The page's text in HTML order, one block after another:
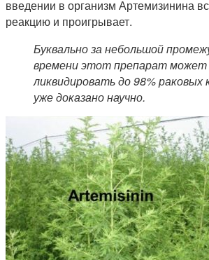
введении в организм Артемизинина
реакцию и проигрывает.
Буквально за небольшой
времени этот препарат может
ликвидировать до 98%
уже доказано научно.